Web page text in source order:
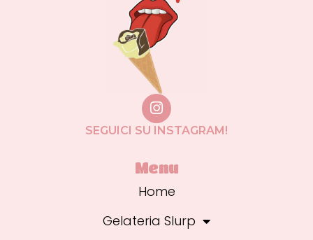
SEGUICI SU INSTAGRAM!
Menu
Home
Gelateria Slurp